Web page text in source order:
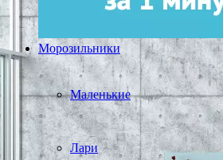
Морозильники
Маленькие
Лари